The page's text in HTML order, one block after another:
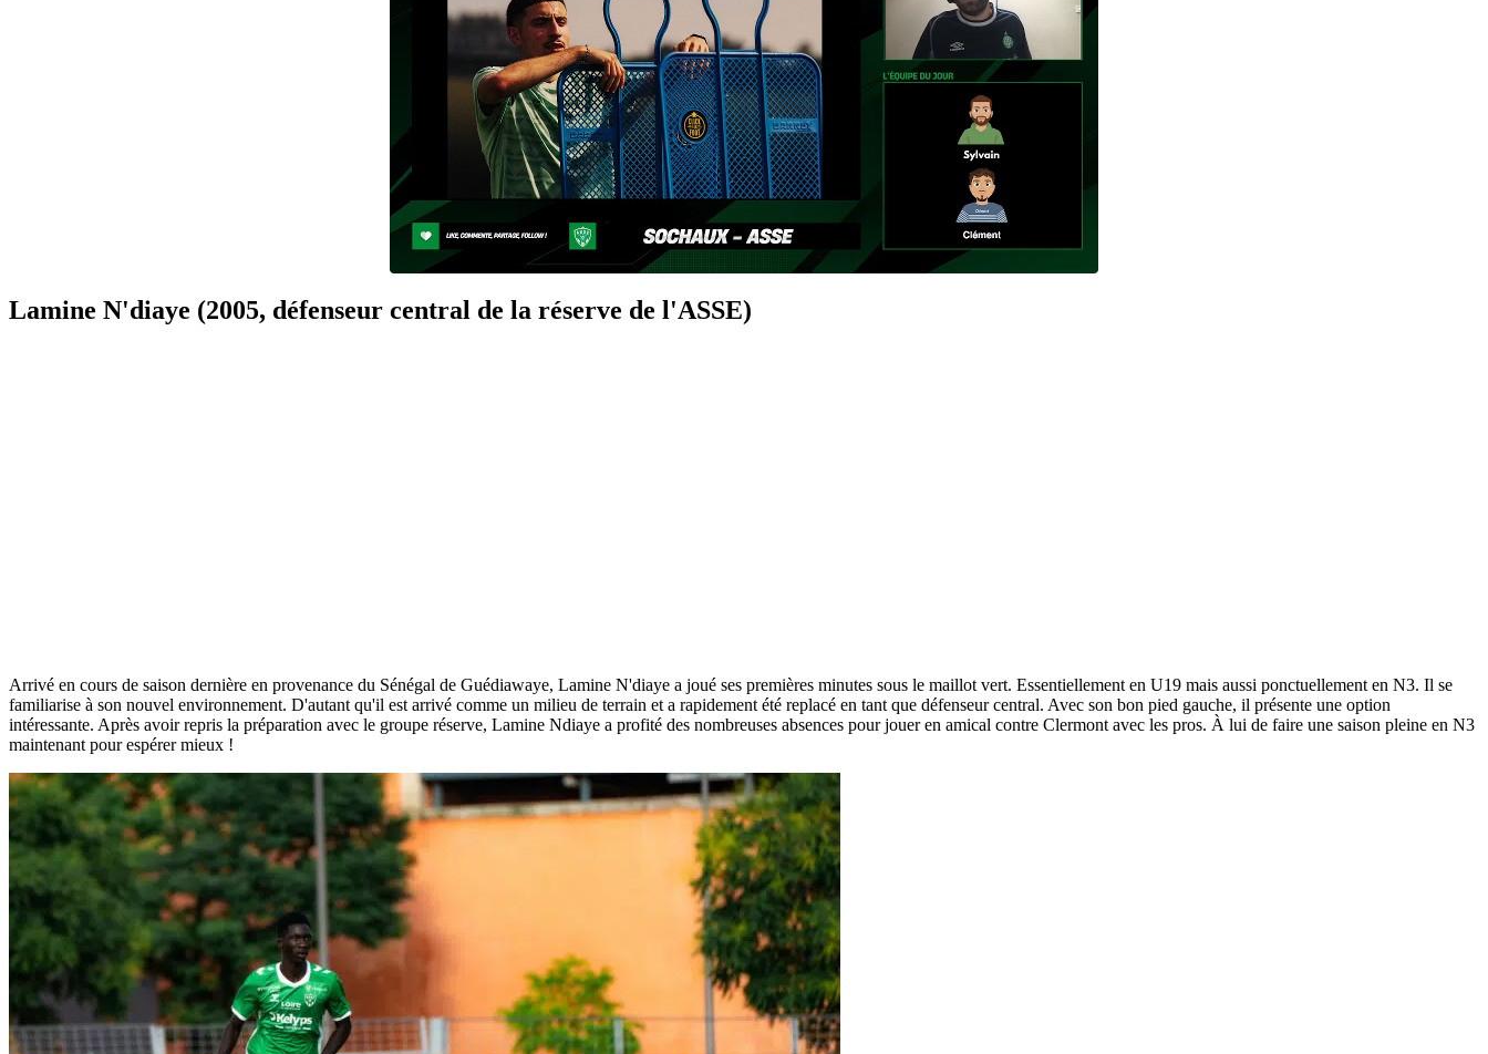
Lamine N'diaye (2005, défenseur central de la réserve de l'ASSE)
Arrivé en cours de saison dernière en provenance du Sénégal de Guédiawaye, Lamine N'diaye a joué ses premières minutes sous le maillot vert. Essentiellement en U19 mais aussi ponctuellement en N3. Il se
familiarise à son nouvel environnement. D'autant qu'il est arrivé comme un milieu de terrain et a rapidement été replacé en tant que défenseur central. Avec son bon pied gauche, il présente une option
intéressante. Après avoir repris la préparation avec le groupe réserve, Lamine Ndiaye a profité des nombreuses absences pour jouer en amical contre Clermont avec les pros. À lui de faire une saison pleine en N3
maintenant pour espérer mieux !